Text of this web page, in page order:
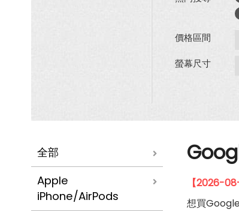
價格區間
螢幕尺寸
全部
Apple
iPhone/AirPods
【2026-
想買